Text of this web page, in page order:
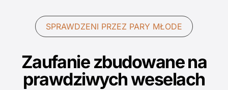
SPRAWDZENI PRZEZ PARY MŁODE
Zaufanie zbudowane na
prawdziwych weselach